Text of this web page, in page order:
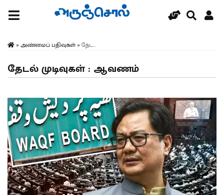
» அண்மைப் பதிவுகள்» தேட...
தேடல் முடிவுகள் : ஆவணம்